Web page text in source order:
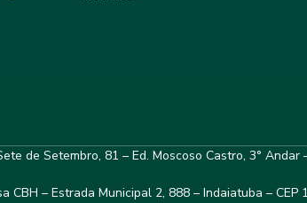
de Setembro, 81 – Ed. Moscoso Castro, 3° Andar
CBH – Estrada Municipal 2, 888 – Indaiatuba – CEP